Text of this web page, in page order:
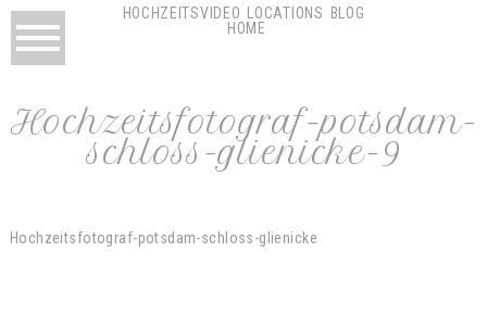
HOCHZEITSVIDEO LOCATIONS
BLOG
HOME
Hochzeitsfotograf-potsdam-
schloss-glienicke-9
Hochzeitsfotograf-potsdam-schloss-glienicke